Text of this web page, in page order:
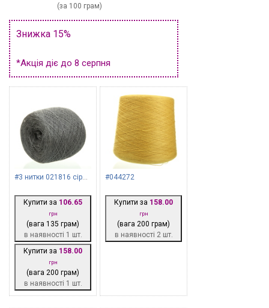
(за 100 грам)
Знижка 15%
*Акція діє до 8 серпня
#3 нитки 021816 сірий срібло
Купити за 106.65
грн
(вага 135 грам)
в наявності 1 шт.
Купити за 158.00
грн
(вага 200 грам)
в наявності 1 шт.
#044272
Купити за 158.00
грн
(вага 200 грам)
в наявності 2 шт.